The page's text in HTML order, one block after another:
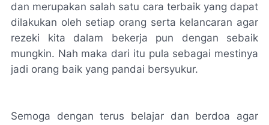
dan merupakan salah satu cara terbaik yang dapat
dilakukan oleh setiap orang serta kelancaran agar
rezeki kita dalam bekerja pun dengan sebaik
mungkin. Nah maka dari itu pula sebagai mestinya
jadi orang baik yang pandai bersyukur.
Semoga dengan terus belajar dan berdoa agar